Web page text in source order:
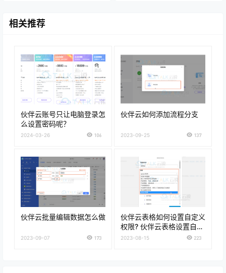
相关推荐
伙伴云账号只让电脑登录怎
么设置密码呢？
2024-03-26 106
伙伴云如何添加流程分支
2023-09-25 137
伙伴云批量编辑数据怎么做
2023-09-07 173
伙伴云表格如何设置自定义
权限? 伙伴云表格设置自定
义权限的方法
2023-08-15 223